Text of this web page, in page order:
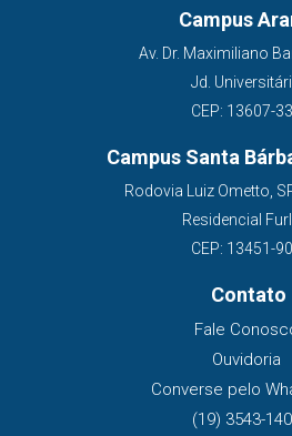
Campus
Av. Dr. Maximiliano
Jd.
CEP: 13607-
Campus Santa
Rodovia Luiz Ometto,
Residencial
CEP: 13451-
Contato
Fale
Ouvidoria
Converse pelo
(19) 3543-